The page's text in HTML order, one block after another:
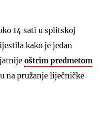
14 sati u splitskoj
kako je jedan
oštrim predmetom
na pružanje liječničke